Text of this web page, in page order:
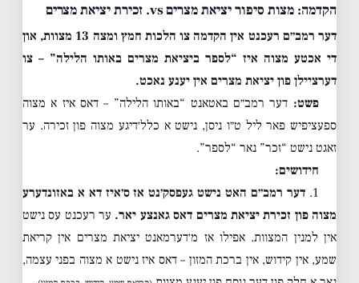
הקדמה: מצות סיפור יציאת מצרים vs. זכירת יציאת מצרים
דער רמב״ם רעכנט אין הקדמה צו הלכות חמץ ומצה 13 מצוות, און
די אכטע מצוה איז “לספר ביציאת מצרים באותו הלילה” – צו
דערציילן פון יציאת מצרים אין יענע נאכט.
פשט: דער רמב״ם באטאנט “באותו הלילה” – דאס איז א מצוה
ספעציפיש פאר ליל ט״ו ניסן, נישט א כלל׳דיגע מצוה פון זכירה. ער
זאגט נישט “זכר” נאר “לספר”.
חידושים:
1. דער רמב״ם האט נישט געפסק׳נט אז ס׳איז דא א באזונדערע
מצוה פון זכירת יציאת מצרים דאס גאנצע יאר. ער רעכנט עס נישט
אין למנין המצוות. אפילו אז מ׳דערמאנט יציאת מצרים אין קריאת
שמע, אין קידוש, אין ברכת המזון – דאס איז נישט א מצוה בפני עצמה,